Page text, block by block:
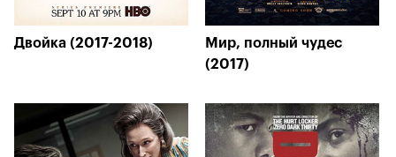
Двойка (2017-2018)
Мир, полный чудес
(2017)